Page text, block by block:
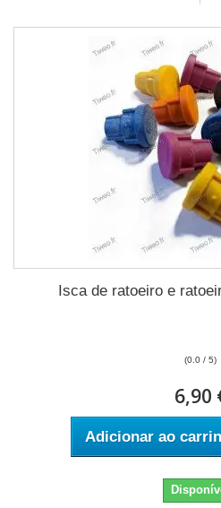
Isca de ratoeiro e
(0.0 / 5)
6,90
Adicionar ao